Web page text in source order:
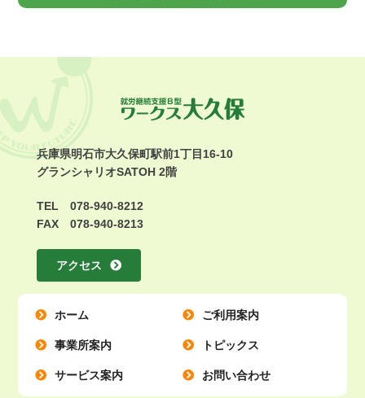
兵庫県明石市大久保町駅前1丁目16-10
グランシャリオSATOH 2階
TEL 078-940-8212
FAX 078-940-8213
アクセス
ホーム ご利用案内
事業所案内 トピックス
サービス案内 お問い合わせ